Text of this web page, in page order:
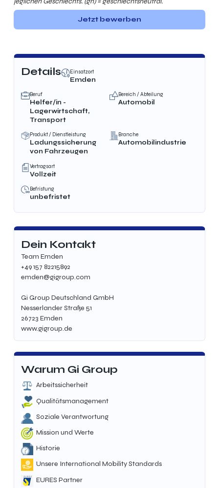
Jetzt bewerben
Details Einsatzort
Emden
Beruf
Helfer/in -
Lagerwirtschaft,
Transport
Bereich / Abteilung
Automobil
Produkt / Dienstleistung
Ladungssicherung
von Fahrzeugen
Branche
Automobilindustrie
Vertragsart
Vollzeit
Befristung
unbefristet
Dein Kontakt
Team Emden
+49 157 82215892
emden@gigroup.com
Gi Group Deutschland GmbH
Nesserlander Straße 51
26723 Emden
www.gigroup.de
Warum Gi Group
Arbeitssicherheit
Qualitätsmanagement
Soziale Verantwortung
Mission und Werte
Historie
Unsere International Mobility Standards
EURES Partner